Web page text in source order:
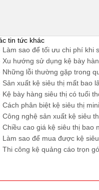
tin tức khác
Làm sao để tối ưu chi phí khi
Xu hướng sử dụng kệ bày
Những lỗi thường gặp trong
Sản xuất kệ siêu thị mất bao
Kệ bày hàng siêu thị có tuổi
Cách phân biệt kệ siêu thị
Công nghệ sản xuất kệ siêu
Chiều cao giá kệ siêu thị bao
Làm sao để mua được kệ
Thi công kệ quảng cáo trọn